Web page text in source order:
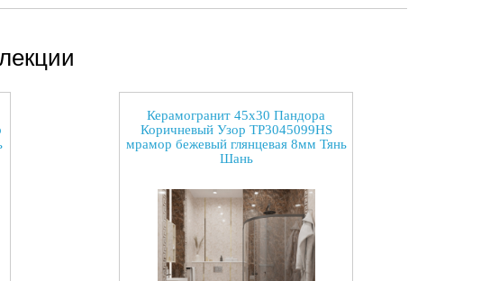
Керамогранит 45x30 Пандора
Коричневый Узор TP3045099HS
мрамор бежевый глянцевая 8мм Тянь
Шань